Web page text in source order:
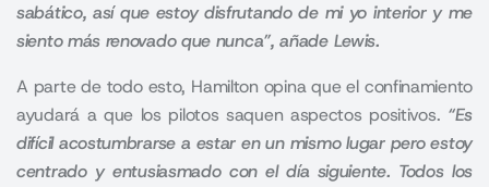
sabático, así que estoy disfrutando de mi yo interior y me
siento más renovado que nunca”, añade Lewis.
A parte de todo esto, Hamilton opina que el confinamiento
ayudará a que los pilotos saquen aspectos positivos. “Es
difícil acostumbrarse a estar en un mismo lugar pero estoy
centrado y entusiasmado con el día siguiente. Todos los